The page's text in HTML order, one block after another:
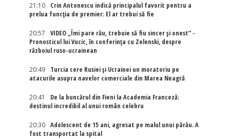
21:10
Crin Antonescu indică principalul favorit pentru a
prelua funcția de premier: El ar trebui să fie
20:57
VIDEO „Îmi pare rău, trebuie să fiu sincer și onest” -
Pronosticul lui Vucic, în conferința cu Zelenski, despre
războiul ruso-ucrainean
20:49
Turcia cere Rusiei și Ucrainei un moratoriu pe
atacurile asupra navelor comerciale din Marea Neagră
20:41
De la buncărul din Fieni la Academia Franceză:
destinul incredibil al unui român celebru
20:30
Adolescent de 15 ani, agresat pe malul unui pârău. A
fost transportat la spital